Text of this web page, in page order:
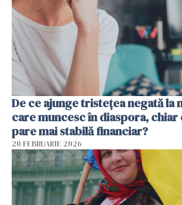
De ce ajunge tristețea negată la
care muncesc în diaspora, chiar
pare mai stabilă financiar?
20 FEBRUARIE 2026